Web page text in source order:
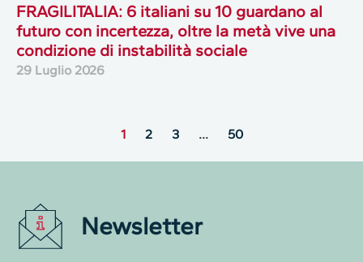
FRAGILITALIA: 6 italiani su 10 guardano al
futuro con incertezza, oltre la metà vive una
condizione di instabilità sociale
29 Luglio 2026
1 2 3 … 50
Newsletter